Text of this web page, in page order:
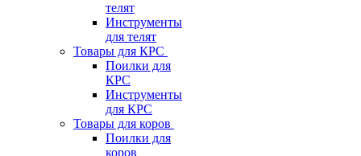
телят
Инструменты
для телят
Товары для КРС
Поилки для
КРС
Инструменты
для КРС
Товары для коров
Поилки для
коров